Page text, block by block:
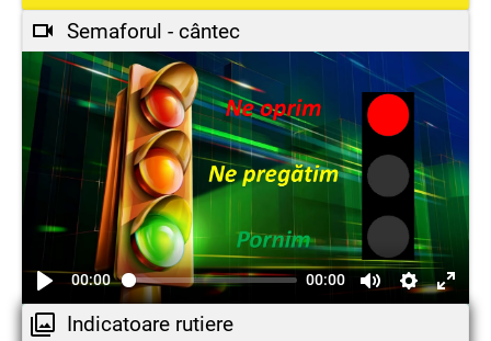
Semaforul - cântec
00:00 00:00
Indicatoare rutiere